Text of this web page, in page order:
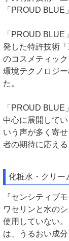
「PROUD BLUE
「PROUD
発した特許技術
のコスメティッ
環境テクノロジ
た。
「PROUD
中心に展開して
いう声が多く寄
者の期待に応える
化粧水・クリー
『センシティブ
ワセリンと水の
使用していない
は、うるおい成